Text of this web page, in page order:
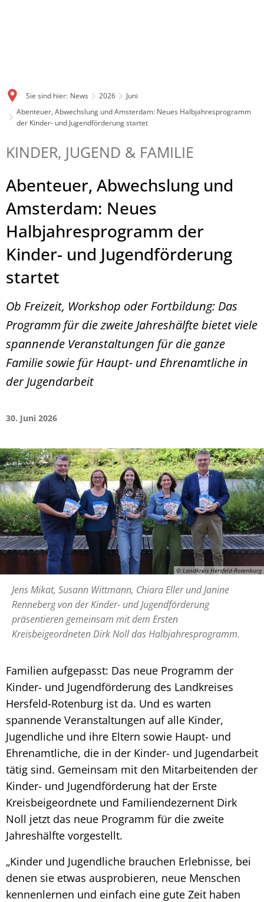
Sie sind hier: News 2026
Juni
Abenteuer, Abwechslung und Amsterdam: Neues Halbjahresprogramm
der Kinder- und Jugendförderung startet
KINDER, JUGEND & FAMILIE
Abenteuer, Abwechslung und
Amsterdam: Neues
Halbjahresprogramm der
Kinder- und Jugendförderung
startet
Ob Freizeit, Workshop oder Fortbildung: Das
Programm für die zweite Jahreshälfte bietet viele
spannende Veranstaltungen für die ganze
Familie sowie für Haupt- und Ehrenamtliche in
der Jugendarbeit
30. Juni 2026
© Landkreis Hersfeld-Rotenburg
Jens Mikat, Susann Wittmann, Chiara Eller und Janine
Renneberg von der Kinder- und Jugendförderung
präsentieren gemeinsam mit dem Ersten
Kreisbeigeordneten Dirk Noll das Halbjahresprogramm.
Familien aufgepasst: Das neue Programm der
Kinder- und Jugendförderung des Landkreises
Hersfeld-Rotenburg ist da. Und es warten
spannende Veranstaltungen auf alle Kinder,
Jugendliche und ihre Eltern sowie Haupt- und
Ehrenamtliche, die in der Kinder- und Jugendarbeit
tätig sind. Gemeinsam mit den Mitarbeitenden der
Kinder- und Jugendförderung hat der Erste
Kreisbeigeordnete und Familiendezernent Dirk
Noll jetzt das neue Programm für die zweite
Jahreshälfte vorgestellt.
„Kinder und Jugendliche brauchen Erlebnisse, bei
denen sie etwas ausprobieren, neue Menschen
kennenlernen und einfach eine gute Zeit haben